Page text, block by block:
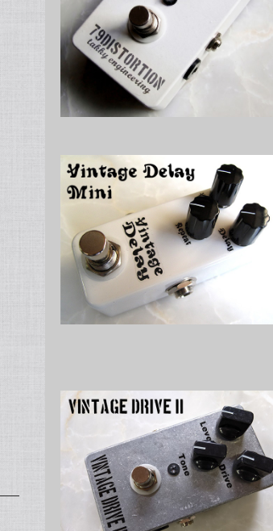
¥6,500
Vintage Delay Miniキット【BASIC
KIT】
¥6,800
Vintage Drive2キット【BASIC KI
T】
¥5,800